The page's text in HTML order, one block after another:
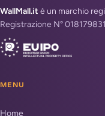
WallMall.it è un marchio
Registrazione N°
MENU
Home